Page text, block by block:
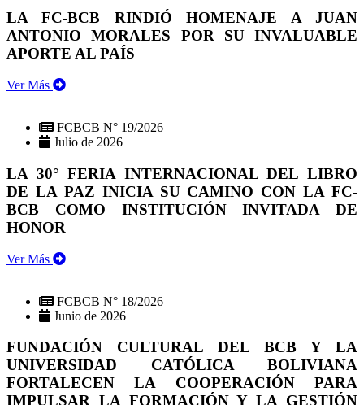
LA FC-BCB RINDIÓ HOMENAJE A JUAN
ANTONIO MORALES POR SU INVALUABLE
APORTE AL PAÍS
Ver Más
FCBCB N° 19/2026
Julio de 2026
LA 30° FERIA INTERNACIONAL DEL LIBRO
DE LA PAZ INICIA SU CAMINO CON LA FC-
BCB COMO INSTITUCIÓN INVITADA DE
HONOR
Ver Más
FCBCB N° 18/2026
Junio de 2026
FUNDACIÓN CULTURAL DEL BCB Y LA
UNIVERSIDAD CATÓLICA BOLIVIANA
FORTALECEN LA COOPERACIÓN PARA
IMPULSAR LA FORMACIÓN Y LA GESTIÓN